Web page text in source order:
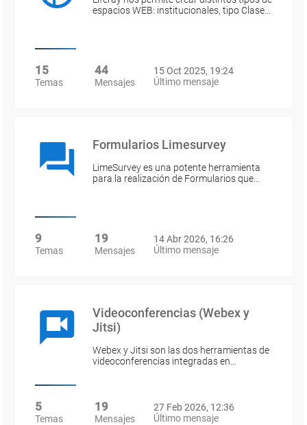
espacios WEB: institucionales, tipo Clase…
15
Temas
44
Mensajes
15 Oct 2025, 19:24
Último mensaje
Formularios Limesurvey
LimeSurvey es una potente herramienta
para la realización de Formularios que…
9
Temas
19
Mensajes
14 Abr 2026, 16:26
Último mensaje
Videoconferencias (Webex y
Jitsi)
Webex y Jitsi son las dos herramientas de
videoconferencias integradas en…
5
Temas
19
Mensajes
27 Feb 2026, 12:36
Último mensaje